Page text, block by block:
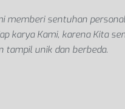
memberi sentuhan
karya Kami, karena Kita
tampil unik dan berbeda.